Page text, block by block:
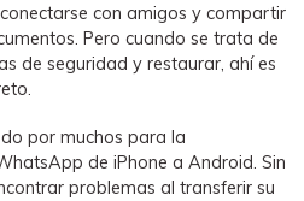
de Datos de un
a Otro
SMS y otros tipos de
de un teléfono a otro y a la
con amigos y compartir
Pero cuando se trata de
de seguridad y restaurar, ahí es
por muchos para la
de iPhone a Android. Sin
problemas al transferir su